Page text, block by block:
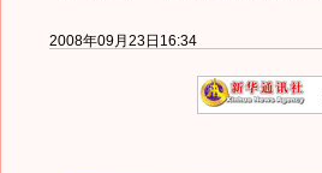
2008年09月23日16:34